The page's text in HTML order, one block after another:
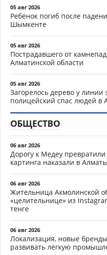
05 авг 2026
Ребёнок погиб после
Шымкенте
05 авг 2026
Пострадавшего от
Алматинской области
05 авг 2026
Загорелось дерево у линии
полицейский спас людей в
ОБЩЕСТВО
06 авг 2026
Дорогу к Медеу
картинга наказали в Алматы
06 авг 2026
Жительница Акмолинской
«целительнице» из
тенге
06 авг 2026
Локализация, новые
развивать лёгкую